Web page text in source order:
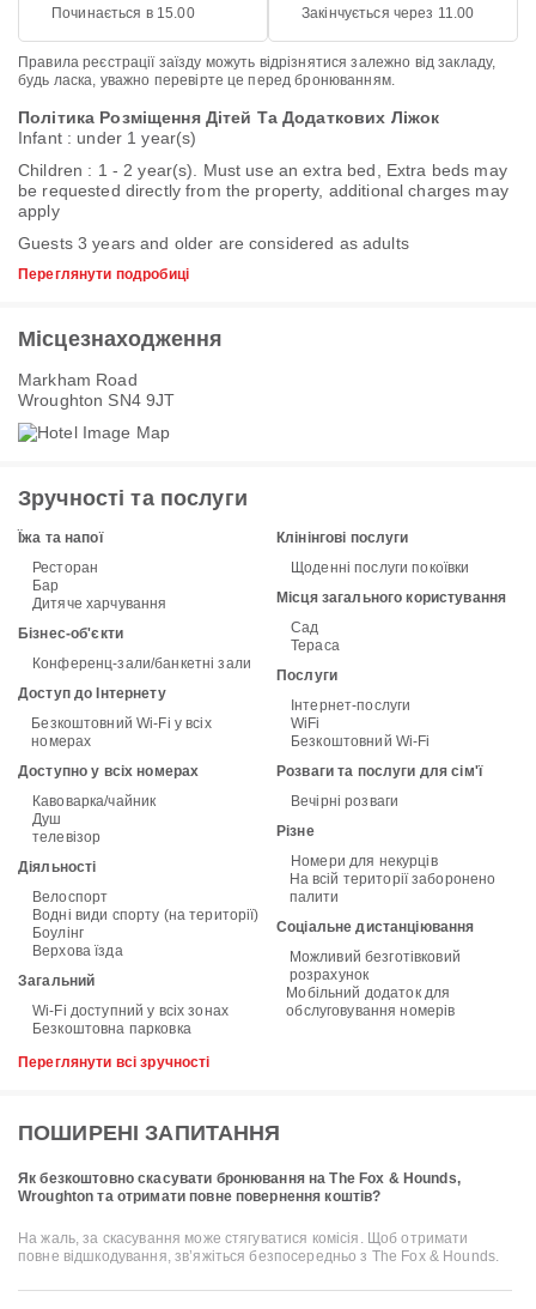
Починається в 15.00 Закінчується через 11.00
Правила реєстрації заїзду можуть відрізнятися залежно від закладу,
будь ласка, уважно перевірте це перед бронюванням.
Політика Розміщення Дітей Та Додаткових Ліжок
Infant : under 1 year(s)
Children : 1 - 2 year(s). Must use an extra bed, Extra beds may
be requested directly from the property, additional charges may
apply
Guests 3 years and older are considered as adults
Переглянути подробиці
Місцезнаходження
Markham Road
Wroughton SN4 9JT
Зручності та послуги
Їжа та напої
Ресторан
Бар
Дитяче харчування
Бізнес-об'єкти
Конференц-зали/банкетні зали
Доступ до Інтернету
Безкоштовний Wi-Fi у всіх
номерах
Доступно у всіх номерах
Кавоварка/чайник
Душ
телевізор
Діяльності
Велоспорт
Водні види спорту (на території)
Боулінг
Верхова їзда
Загальний
Wi-Fi доступний у всіх зонах
Безкоштовна парковка
Клінінгові послуги
Щоденні послуги покоївки
Місця загального користування
Сад
Тераса
Послуги
Інтернет-послуги
WiFi
Безкоштовний Wi-Fi
Розваги та послуги для сім'ї
Вечірні розваги
Різне
Номери для некурців
На всій території заборонено
палити
Соціальне дистанціювання
Можливий безготівковий
розрахунок
Мобільний додаток для
обслуговування номерів
Переглянути всі зручності
ПОШИРЕНІ ЗАПИТАННЯ
Як безкоштовно скасувати бронювання на The Fox & Hounds,
Wroughton та отримати повне повернення коштів?
На жаль, за скасування може стягуватися комісія. Щоб отримати
повне відшкодування, зв’яжіться безпосередньо з The Fox & Hounds.